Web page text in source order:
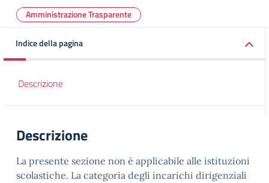
Amministrazione Trasparente
Indice della pagina
Descrizione
Descrizione
La presente sezione non è applicabile alle istituzioni
scolastiche. La categoria degli incarichi dirigenziali